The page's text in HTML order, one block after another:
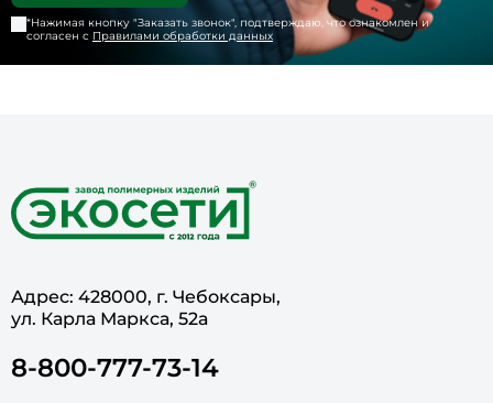
*Нажимая кнопку "Заказать звонок", подтверждаю, что ознакомлен и
согласен с Правилами обработки данных
Адрес: 428000, г. Чебоксары,
ул. Карла Маркса, 52а
8-800-777-73-14